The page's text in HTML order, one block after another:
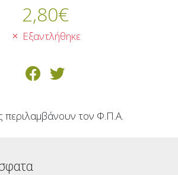
2,80€
Εξαντλήθηκε
περιλαμβάνουν τον Φ.Π.Α.